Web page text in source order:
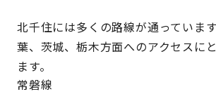
北千住には多くの路線が通っていま
葉、茨城、栃木方面へのアクセスに
ます。
常磐線